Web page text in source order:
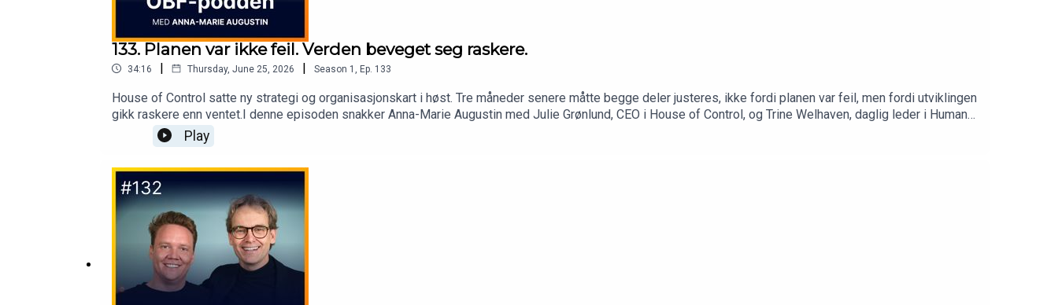
133. Planen var ikke feil. Verden beveget seg raskere.
34:16 | Thursday, June 25, 2026 | Season 1 Ep. 133
House of Control satte ny strategi og organisasjonskart i høst. Tre måneder senere måtte begge deler justeres, ikke fordi planen var feil, men fordi utviklingen
gikk raskere enn ventet.I denne episoden snakker Anna-Marie Augustin med Julie Grønlund, CEO i House of Control, og Trine Welhaven, daglig leder i Human
og arbeidsrettsjurist, om hva AI-first egentlig innebærer når du mener det, for ledelse, kultur og arbeidsliv.
Play